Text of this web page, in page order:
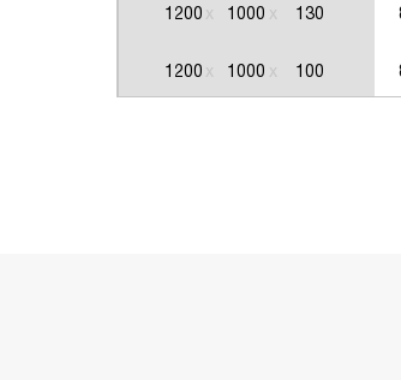
1200 1000 130
1200 1000 100